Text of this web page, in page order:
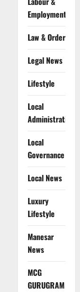
Employment
Law & Order
Legal News
Lifestyle
Local
Administration
Local
Governance
Local News
Luxury
Lifestyle
Manesar
News
MCG
GURUGRAM